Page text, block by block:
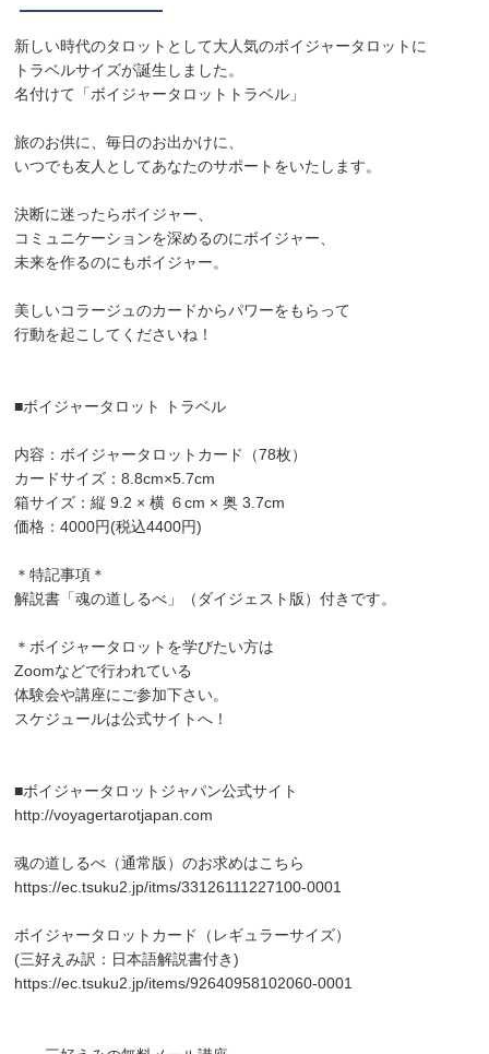
新しい時代のタロットとして大人気のボイジャータロットに
トラベルサイズが誕生しました。
名付けて「ボイジャータロットトラベル」
旅のお供に、毎日のお出かけに、
いつでも友人としてあなたのサポートをいたします。
決断に迷ったらボイジャー、
コミュニケーションを深めるのにボイジャー、
未来を作るのにもボイジャー。
美しいコラージュのカードからパワーをもらって
行動を起こしてくださいね！
■ボイジャータロット トラベル
内容：ボイジャータロットカード（78枚）
カードサイズ：8.8cm×5.7cm
箱サイズ：縦 9.2 × 横 ６cm × 奥 3.7cm
価格：4000円(税込4400円)
＊特記事項＊
解説書「魂の道しるべ」（ダイジェスト版）付きです。
＊ボイジャータロットを学びたい方は
Zoomなどで行われている
体験会や講座にご参加下さい。
スケジュールは公式サイトへ！
■ボイジャータロットジャパン公式サイト
http://voyagertarotjapan.com
魂の道しるべ（通常版）のお求めはこちら
https://ec.tsuku2.jp/itms/33126111227100-0001
ボイジャータロットカード（レギュラーサイズ）
(三好えみ訳：日本語解説書付き)
https://ec.tsuku2.jp/items/92640958102060-0001